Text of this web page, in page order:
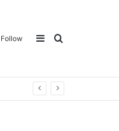
Follow Sidebar
Traži